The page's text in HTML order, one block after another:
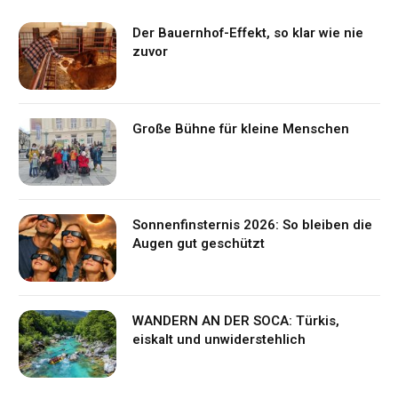
Der Bauernhof-Effekt, so klar wie nie
zuvor
Große Bühne für kleine Menschen
Sonnenfinsternis 2026: So bleiben die
Augen gut geschützt
WANDERN AN DER SOCA: Türkis,
eiskalt und unwiderstehlich